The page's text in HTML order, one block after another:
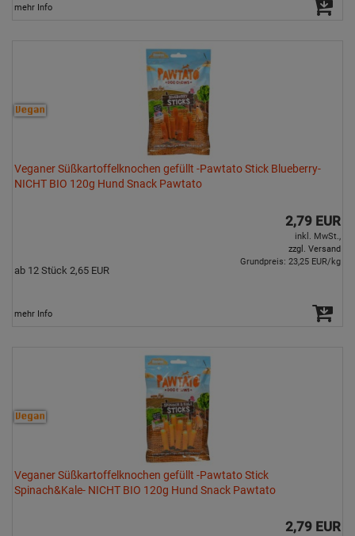
mehr Info
Veganer Süßkartoffelknochen gefüllt -Pawtato Stick Blueberry-
NICHT BIO 120g Hund Snack Pawtato
2,79 EUR
inkl. MwSt.,
zzgl. Versand
ab 12 Stück 2,65 EUR
Grundpreis: 23,25 EUR/kg
mehr Info
Veganer Süßkartoffelknochen gefüllt -Pawtato Stick
Spinach&Kale- NICHT BIO 120g Hund Snack Pawtato
2,79 EUR